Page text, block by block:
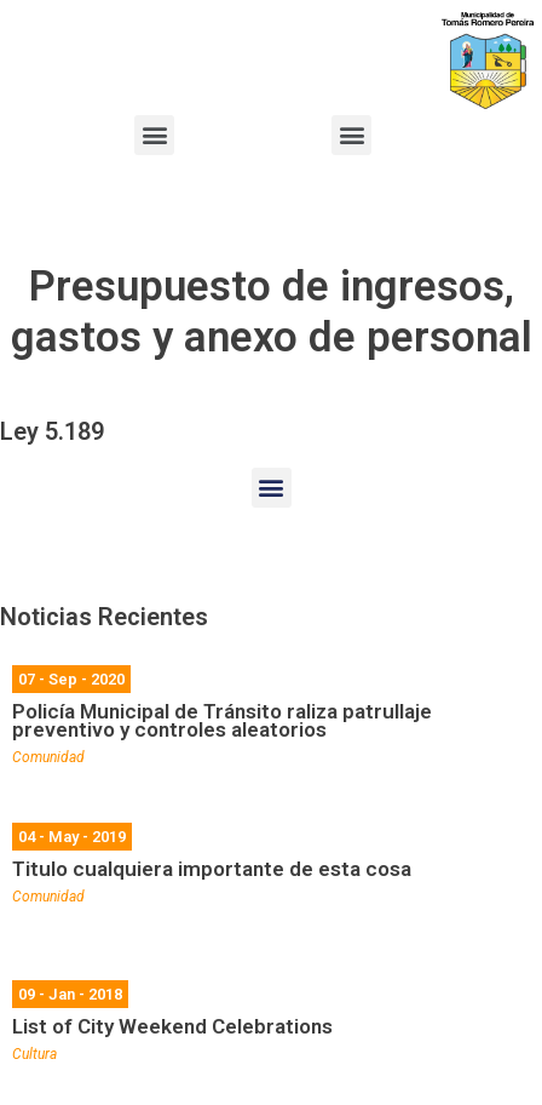
Presupuesto de ingresos,
gastos y anexo de personal
Ley 5.189
Noticias Recientes
07 - Sep - 2020
Policía Municipal de Tránsito raliza patrullaje
preventivo y controles aleatorios
Comunidad
04 - May - 2019
Titulo cualquiera importante de esta cosa
Comunidad
09 - Jan - 2018
List of City Weekend Celebrations
Cultura